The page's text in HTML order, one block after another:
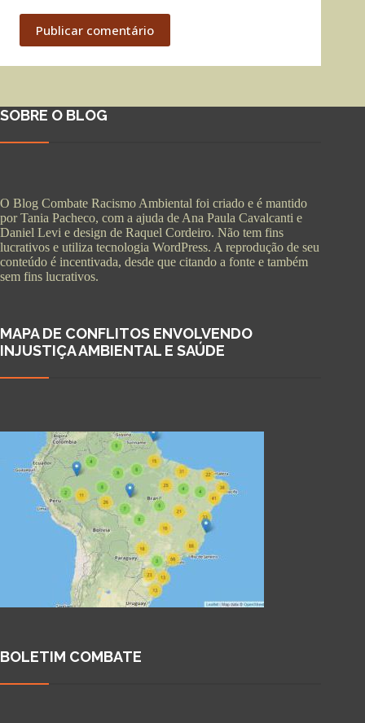
Publicar comentário
SOBRE O BLOG
O Blog Combate Racismo Ambiental foi criado e é mantido
por Tania Pacheco, com a ajuda de Ana Paula Cavalcanti e
Daniel Levi e design de Raquel Cordeiro. Não tem fins
lucrativos e utiliza tecnologia WordPress. A reprodução de seu
conteúdo é incentivada, desde que citando a fonte e também
sem fins lucrativos.
MAPA DE CONFLITOS ENVOLVENDO
INJUSTIÇA AMBIENTAL E SAÚDE
BOLETIM COMBATE